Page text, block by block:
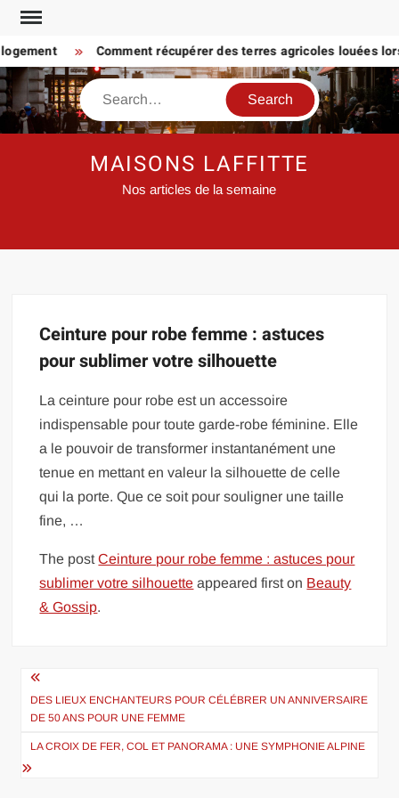
Skip
content
Comment récupérer des terres agricoles louées
Search
MAISONS LAFFITTE
Nos articles de la semaine
Ceinture pour robe femme : astuces
pour sublimer votre silhouette
La ceinture pour robe est un accessoire
indispensable pour toute garde-robe féminine. Elle
a le pouvoir de transformer instantanément une
tenue en mettant en valeur la silhouette de celle
qui la porte. Que ce soit pour souligner une taille
fine, …
The postCeinture pour robe femme : astuces pour
sublimer votre silhouette appeared first on Beauty
& Gossip.
Navigation
de
l’article
DES LIEUX ENCHANTEURS POUR CÉLÉBRER UN ANNIVERSAIRE
DE 50 ANS POUR UNE FEMME
LA CROIX DE FER, COL ET PANORAMA : UNE SYMPHONIE ALPINE